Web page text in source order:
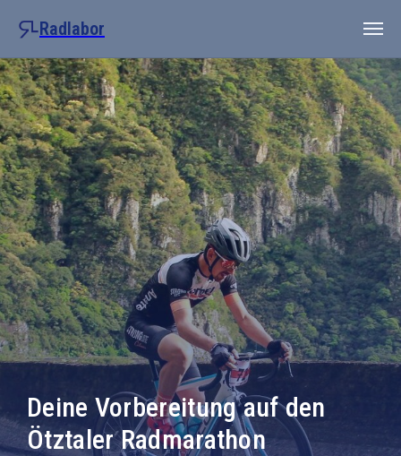
Radlabor
Deine Vorbereitung auf den
Ötztaler Radmarathon